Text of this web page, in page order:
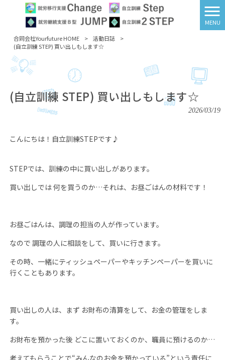
MENU
合同会社Yourfuture HOME
> 活動日誌
>
(自立訓練 STEP) 買い出しもします☆
(自立訓練 STEP) 買い出しもします☆
2026/03/19
こんにちは！自立訓練STEPです♪
STEPでは、訓練の中に買い出しがあります。
買い出しでは 何を買うのか…それは、お昼ごはんの材料です！
お昼ごはんは、調理の担当の人が作っています。
なので 調理の人に相談をして、買いに行きます。
その時、一緒にティッシュペーパーやキッチンペーパーを買いに
行くこともあります。
買い出しの人は、まず お財布の清算をして、お金の管理をしま
す。
お財布を預かった後 どこに置いておくのか、職員に預けるのか…
考えてもらうことで“みんなのお金を預かっている”という責任に